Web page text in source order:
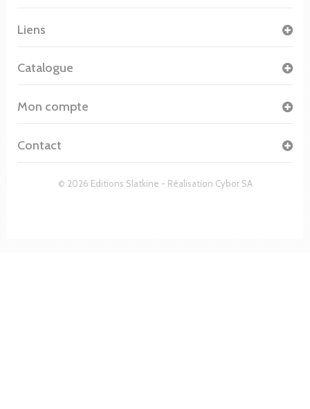
© 2026 Editions Slatkine - Réalisation Cybor SA
Liens
Catalogue
Mon compte
Contact